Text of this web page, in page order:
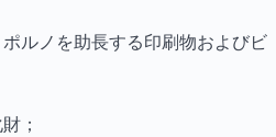
ルノを助長する印刷物およびビ
；